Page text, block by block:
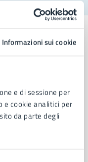
Informazioni sui cookie
e di sessione per
cookie analitici per
da parte degli